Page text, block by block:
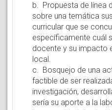
b. Propuesta de línea
sobre una temática
curricular que se
específicamente cuál
docente y su impacto
local.
c. Bosquejo de una
factible de ser
investigación,
sería su aporte a la